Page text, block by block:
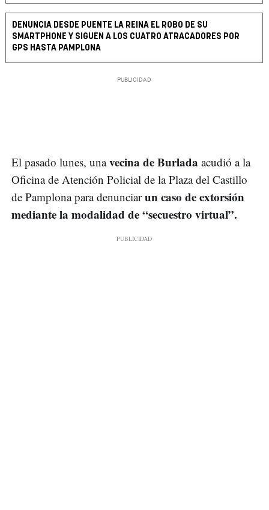
DENUNCIA DESDE PUENTE LA REINA EL ROBO DE SU
SMARTPHONE Y SIGUEN A LOS CUATRO ATRACADORES POR
GPS HASTA PAMPLONA
El pasado lunes, unavecina de Burlada acudió a la
Oficina de Atención Policial de la Plaza del Castillo
de Pamplona para denunciarun caso de extorsión
mediante la modalidad de “secuestro virtual”.